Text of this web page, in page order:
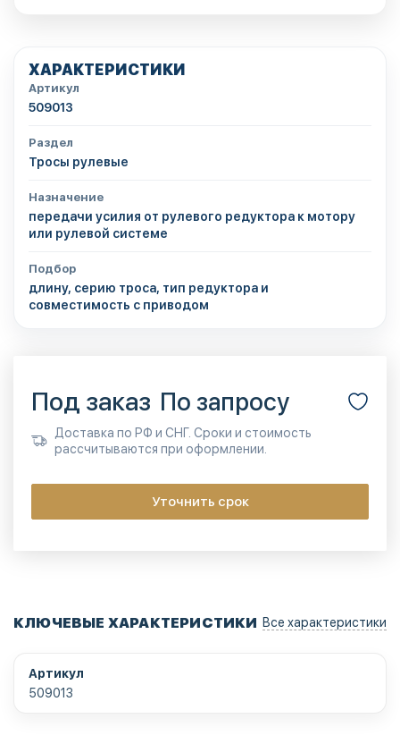
ХАРАКТЕРИСТИКИ
Артикул
509013
Раздел
Тросы рулевые
Назначение
передачи усилия от рулевого редуктора к мотору
или рулевой системе
Подбор
длину, серию троса, тип редуктора и
совместимость с приводом
Под заказ По запросу
Доставка по РФ и СНГ. Сроки и стоимость
рассчитываются при оформлении.
Уточнить срок
КЛЮЧЕВЫЕ ХАРАКТЕРИСТИКИ Все характеристики
Артикул
509013